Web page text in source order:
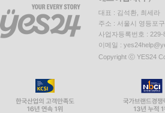
대표 : 김석환, 최세라
주소 : 서울시 영등포
사업자등록번호 :
이메일 :
Copyright ⓒ YES24